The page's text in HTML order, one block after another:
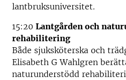
lantbruksuniversitet.
15:20 Lantgården och
rehabilitering
Både sjuksköterska och
Elisabeth G Wahlgren
naturunderstödd